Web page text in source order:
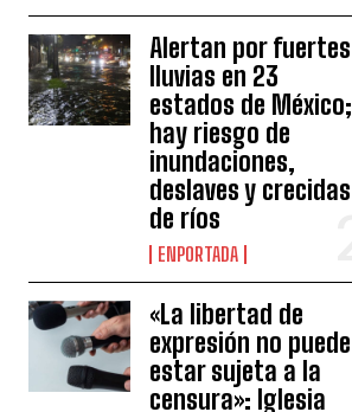
Alertan por fuertes
lluvias en 23
estados de México;
hay riesgo de
inundaciones,
deslaves y crecidas
de ríos
ENPORTADA
«La libertad de
expresión no puede
estar sujeta a la
censura»: Iglesia